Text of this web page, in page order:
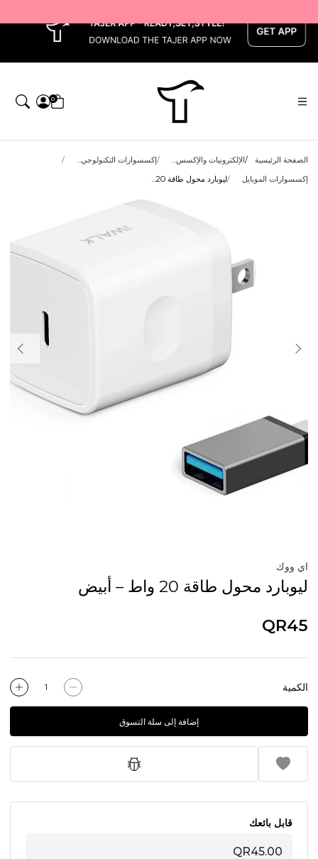
0
الصفحة الرئيسية الإلكترونيات والإكسس...
إكسسوارات التكنولوجي...
إكسسوارات الموبايل
ليوبارد محول طاقة 20...
اي ووك
ليوبارد محول طاقة 20 واط – أبيض
QR45
الكمية
إضافة إلى سلة التسوق
قابل بائعك
QR45.00